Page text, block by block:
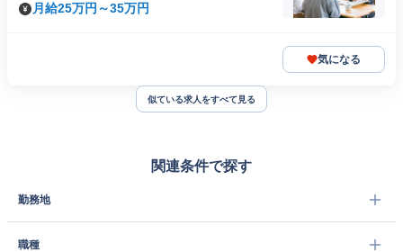
月給25万円～35万円
気になる
似ている求人をすべて見る
関連条件で探す
勤務地
職種